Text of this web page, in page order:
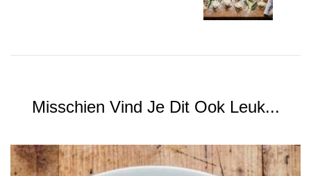
Misschien Vind Je Dit Ook Leuk...